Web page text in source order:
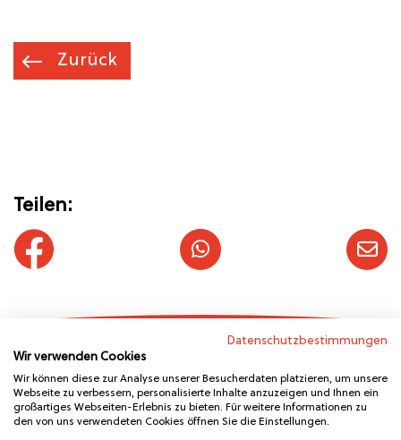
Zurück
Teilen:
Datenschutzbestimmungen
Wir verwenden Cookies
Wir können diese zur Analyse unserer Besucherdaten platzieren, um unsere
Webseite zu verbessern, personalisierte Inhalte anzuzeigen und Ihnen ein
großartiges Webseiten-Erlebnis zu bieten. Für weitere Informationen zu
den von uns verwendeten Cookies öffnen Sie die Einstellungen.